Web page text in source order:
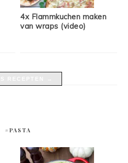
4x Flammkuchen maken
van wraps (video)
#PASTA